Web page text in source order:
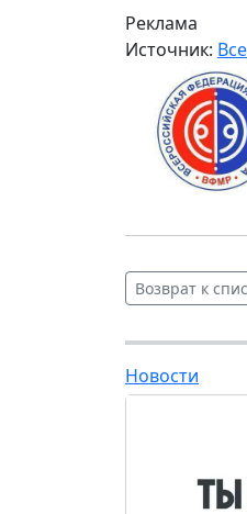
Реклама
Источник:
Возврат к
Новости